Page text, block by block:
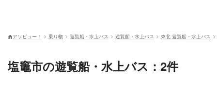
アソビュー！ 乗り物 遊覧船・水上バス 遊覧船・水上バス 東北 遊覧船・水上バス
塩竈市の遊覧船・水上バス：2件